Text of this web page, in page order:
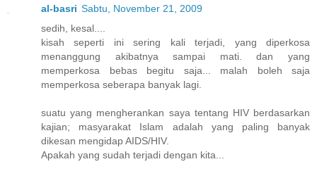
al-basri Sabtu, November 21, 2009
sedih, kesal....
kisah seperti ini sering kali terjadi, yang diperkosa
menanggung akibatnya sampai mati. dan yang
memperkosa bebas begitu saja... malah boleh saja
memperkosa seberapa banyak lagi.
suatu yang mengherankan saya tentang HIV berdasarkan
kajian; masyarakat Islam adalah yang paling banyak
dikesan mengidap AIDS/HIV.
Apakah yang sudah terjadi dengan kita...